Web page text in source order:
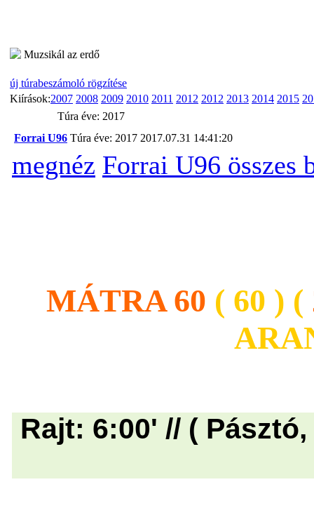
Muzsikál az erdő
új túrabeszámoló rögzítése
Kiírások:2007 2008 2009 2010 2011 2012 2012 2013 2014 2015
Túra éve: 2017
Forrai U96 Túra éve: 2017 2017.07.31 14:41:20
megnéz Forrai U96 összes
MÁTRA 60 ( 60 ) (
Rajt: 6:00' // (